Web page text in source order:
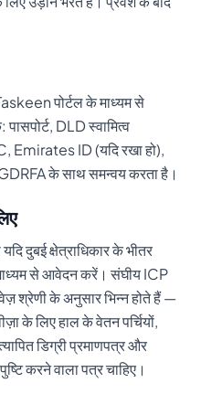
पोर्टल के माध्यम से
DLD स्वामित्व
Emirates ID (यदि रखा हो),
के साथ समन्वय करता है।
दुबई क्षेत्राधिकार के भीतर
से आवेदन करें। संघीय ICP
श्रेणी के अनुसार भिन्न होते हैं —
के लिए हाल के वेतन पर्चियों,
डिग्री प्रमाणपत्र और
करने वाला पत्र चाहिए।